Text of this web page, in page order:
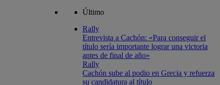
Último
Rally
Entrevista a Cachón: «Para conseguir el
título sería importante lograr una victoria
antes de final de año»
Rally
Cachón sube al podio en Grecia y refuerza
su candidatura al título